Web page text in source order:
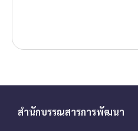
สำนักบรรณสารการพัฒนา